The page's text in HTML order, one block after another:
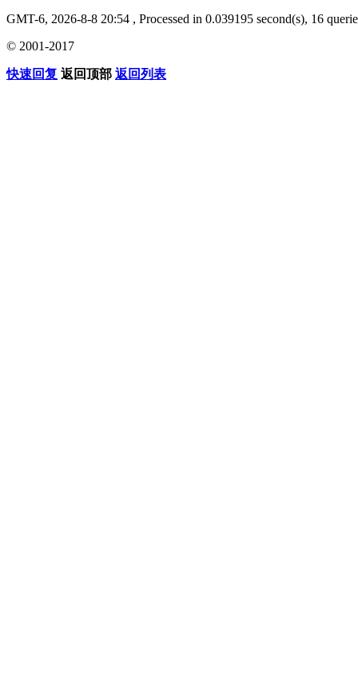
GMT-6, 2026-8-8 20:54 , Processed in 0.039195 second(s), 16
© 2001-2017
快速回复 返回顶部 返回列表